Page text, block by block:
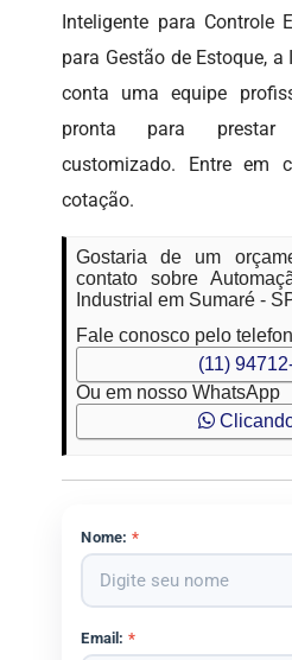
Inteligente para Controle
para Gestão de Estoque,
conta uma equipe
pronta para prestar
customizado. Entre em
cotação.
Gostaria de um
contato sobre
Industrial em Sumaré -
Fale conosco pelo
(11)
Ou em nosso WhatsApp
Nome: *
Email: *